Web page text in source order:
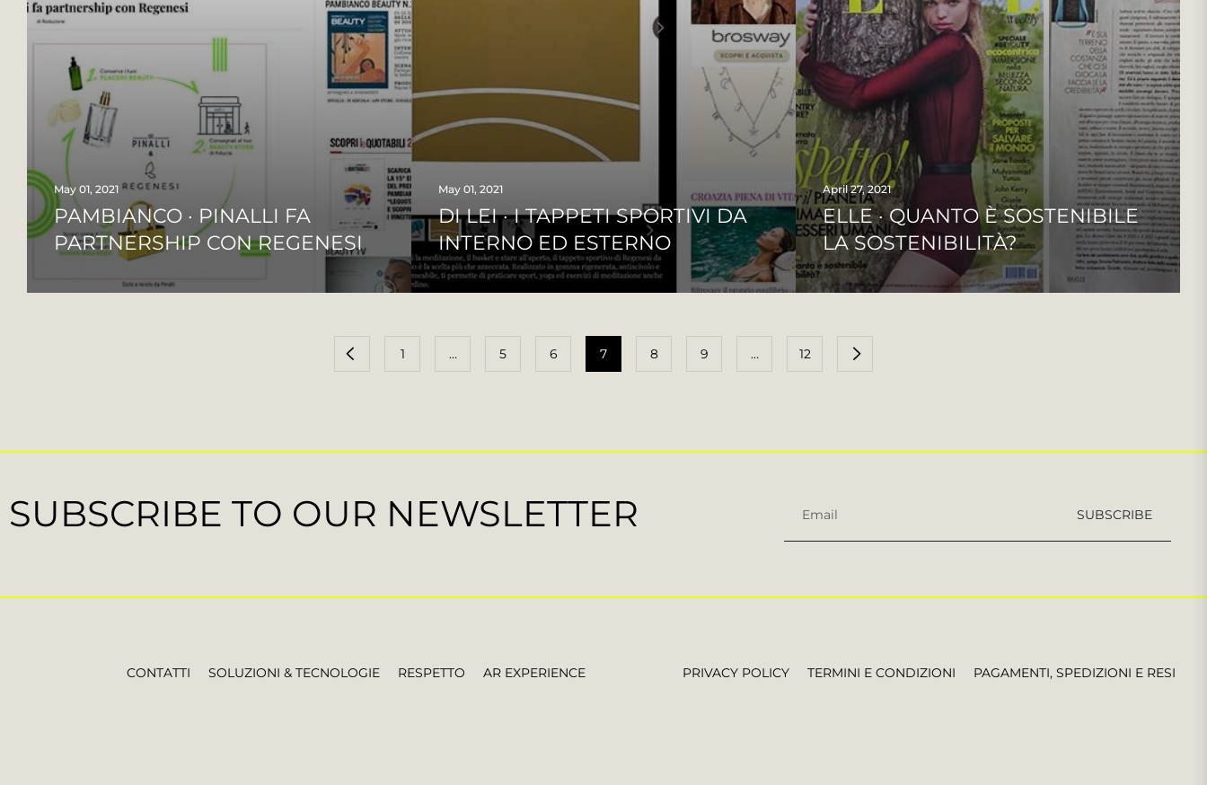
May 01, 2021
PAMBIANCO · PINALLI FA
PARTNERSHIP CON REGENESI
May 01, 2021
DI LEI · I TAPPETI SPORTIVI DA
INTERNO ED ESTERNO
April 27, 2021
ELLE · QUANTO È SOSTENIBILE
LA SOSTENIBILITÀ?
1 … 5 6 7 8 9 … 12
SUBSCRIBE TO OUR NEWSLETTER
le
offerte
SUBSCRIBE
AR EXPERIENCE
RESPETTO
SOLUZIONI & TECNOLOGIE
CONTATTI PAGAMENTI, SPEDIZIONI E RESI
TERMINI E CONDIZIONI
PRIVACY POLICY